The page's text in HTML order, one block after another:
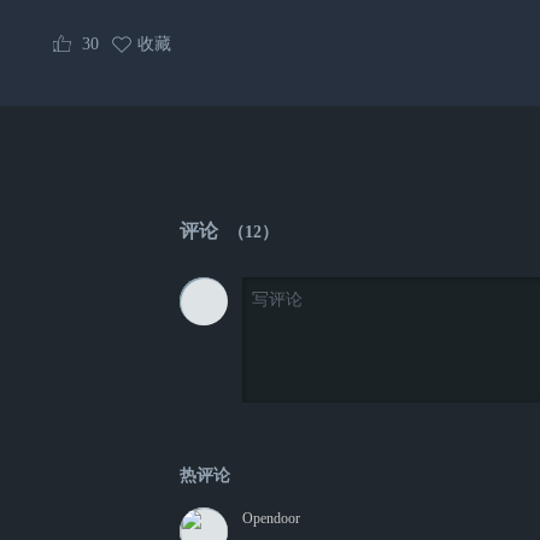
30 收藏
评论 （12）
热评论
Opendoor